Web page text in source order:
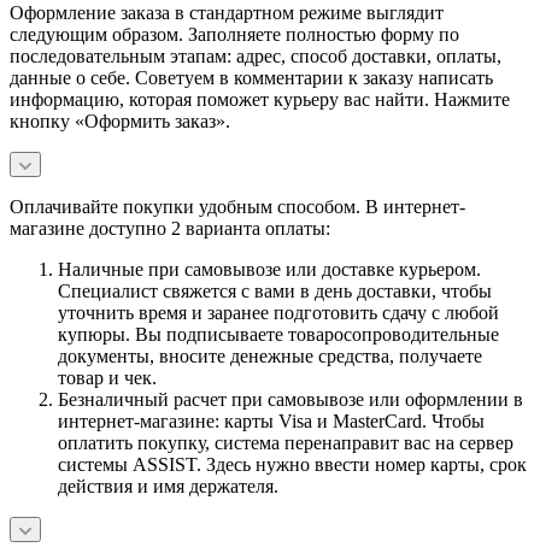
Оформление заказа в стандартном режиме выглядит
следующим образом. Заполняете полностью форму по
последовательным этапам: адрес, способ доставки, оплаты,
данные о себе. Советуем в комментарии к заказу написать
информацию, которая поможет курьеру вас найти. Нажмите
кнопку «Оформить заказ».
Оплачивайте покупки удобным способом. В интернет-
магазине доступно 2 варианта оплаты:
Наличные при самовывозе или доставке курьером.
Специалист свяжется с вами в день доставки, чтобы
уточнить время и заранее подготовить сдачу с любой
купюры. Вы подписываете товаросопроводительные
документы, вносите денежные средства, получаете
товар и чек.
Безналичный расчет при самовывозе или оформлении в
интернет-магазине: карты Visa и MasterCard. Чтобы
оплатить покупку, система перенаправит вас на сервер
системы ASSIST. Здесь нужно ввести номер карты, срок
действия и имя держателя.